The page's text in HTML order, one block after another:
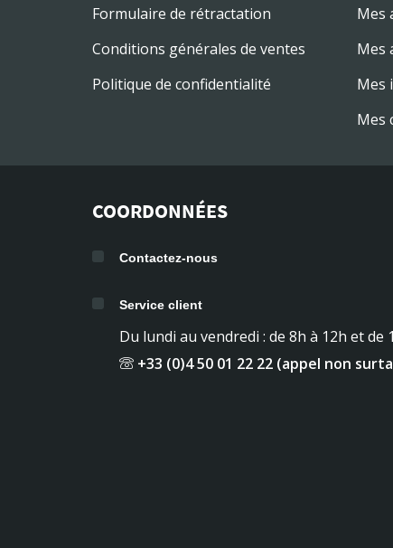
Formulaire de rétractation
Conditions générales de ventes
Politique de confidentialité
Mes
Mes
Mes
Mes
COORDONNÉES
Contactez-nous
Service client
Du lundi au vendredi : de 8h à 12h et de
+33 (0)4 50 01 22 22 (appel non